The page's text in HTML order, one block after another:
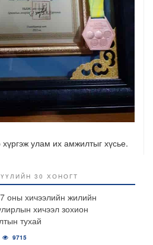
улам их амжилтыг хүсье.
30 ХОНОГТ
оны хичээлийн жилийн
хичээл зохион
тухай
9715